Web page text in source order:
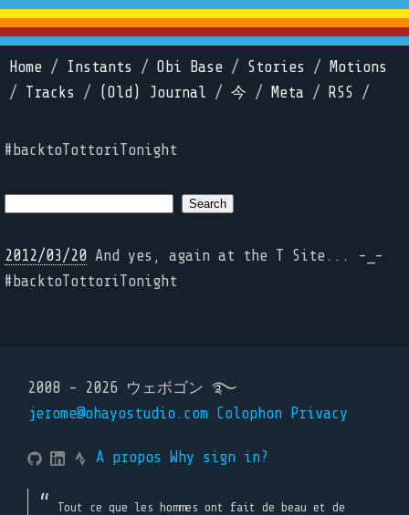
Home / Instants / Obi Base / Stories /
Motions
/ Tracks / (Old) Journal / 今 / Meta / RSS /
#backtoTottoriTonight
2012/03/20 And yes, again at the T Site... -_-
#backtoTottoriTonight
2008 - 2026 ウェボゴン ࿐
jerome@ohayostudio.com Colophon Privacy
A propos Why sign in?
Tout ce que les hommes ont fait de beau et de